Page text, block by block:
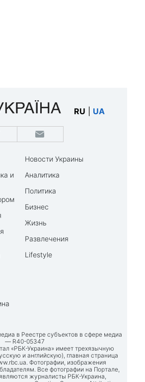
RU UA
и
Новости Украины
Аналитика
Политика
Бизнес
Жизнь
Развлечения
Lifestyle
в Реестре субъектов в сфере медиа
— R40-05347
«РБК-Украина» имеет трехязычную
и английскую), главная страница
. Фотографии, изображения
Все фотографии на Портале,
журналисты РБК-Украина,